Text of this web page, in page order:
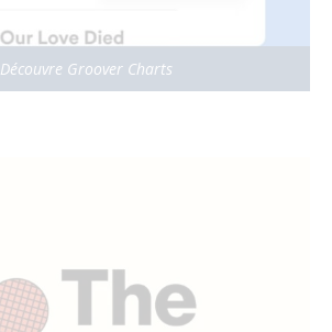
Découvre Groover Charts